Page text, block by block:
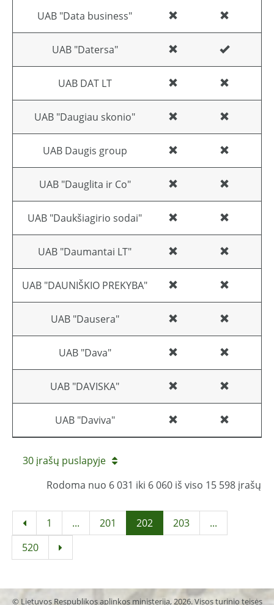
UAB "Data business"
UAB "Datersa"
UAB DAT LT
UAB "Daugiau skonio"
UAB Daugis group
UAB "Dauglita ir Co"
UAB "Daukšiagirio sodai"
UAB "Daumantai LT"
UAB "DAUNIŠKIO PREKYBA"
UAB "Dausera"
UAB "Dava"
UAB "DAVISKA"
UAB "Daviva"
30 įrašų puslapyje
Rodoma nuo 6 031 iki 6 060 iš viso 15 598 įrašų
1 ... 201 202 203
...
520
© Lietuvos Respublikos aplinkos ministerija, 2026. Visos turinio teisės